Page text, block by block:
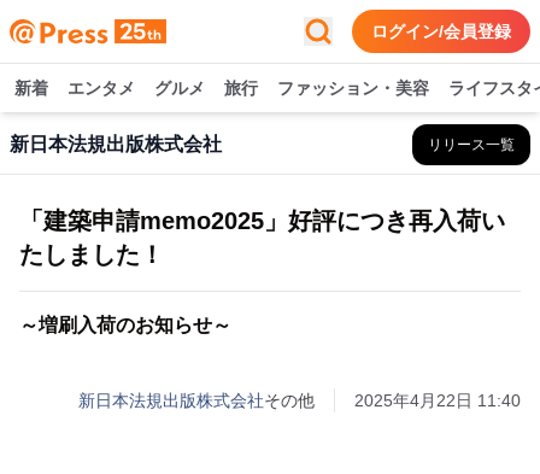
ログイン/会員登録
新着 エンタメ グルメ 旅行 ファッション・美容 ライフスタ
新日本法規出版株式会社 リリース一覧
「建築申請memo2025」好評につき再入荷い
たしました！
～増刷入荷のお知らせ～
新日本法規出版株式会社その他 2025年4月22日 11:40